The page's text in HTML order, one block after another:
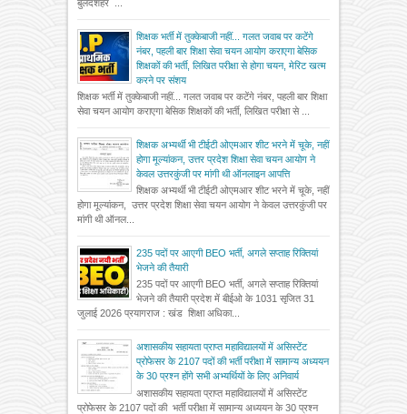
बुलंदशहर ...
शिक्षक भर्ती में तुक्केबाजी नहीं... गलत जवाब पर कटेंगे
नंबर, पहली बार शिक्षा सेवा चयन आयोग कराएगा बेसिक
शिक्षकों की भर्ती, लिखित परीक्षा से होगा चयन, मेरिट खत्म
करने पर संशय
शिक्षक भर्ती में तुक्केबाजी नहीं... गलत जवाब पर कटेंगे नंबर, पहली बार शिक्षा
सेवा चयन आयोग कराएगा बेसिक शिक्षकों की भर्ती, लिखित परीक्षा से ...
शिक्षक अभ्यर्थी भी टीईटी ओएमआर शीट भरने में चूके, नहीं
होगा मूल्यांकन, उत्तर प्रदेश शिक्षा सेवा चयन आयोग ने
केवल उत्तरकुंजी पर मांगी थी ऑनलाइन आपत्ति
शिक्षक अभ्यर्थी भी टीईटी ओएमआर शीट भरने में चूके, नहीं
होगा मूल्यांकन, उत्तर प्रदेश शिक्षा सेवा चयन आयोग ने केवल उत्तरकुंजी पर
मांगी थी ऑनल...
235 पदों पर आएगी BEO भर्ती, अगले सप्ताह रिक्तियां
भेजने की तैयारी
235 पदों पर आएगी BEO भर्ती, अगले सप्ताह रिक्तियां
भेजने की तैयारी प्रदेश में बीईओ के 1031 सृजित 31
जुलाई 2026 प्रयागराज : खंड शिक्षा अधिका...
अशासकीय सहायता प्राप्त महाविद्यालयों में असिस्टेंट
प्रोफेसर के 2107 पदों की भर्ती परीक्षा में सामान्य अध्ययन
के 30 प्रश्न होंगे सभी अभ्यर्थियों के लिए अनिवार्य
अशासकीय सहायता प्राप्त महाविद्यालयों में असिस्टेंट
प्रोफेसर के 2107 पदों की भर्ती परीक्षा में सामान्य अध्ययन के 30 प्रश्न